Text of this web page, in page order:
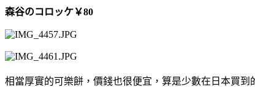
森谷のコロッケ￥80
相當厚實的可樂餅，價錢也很便宜，算是少數在日本買